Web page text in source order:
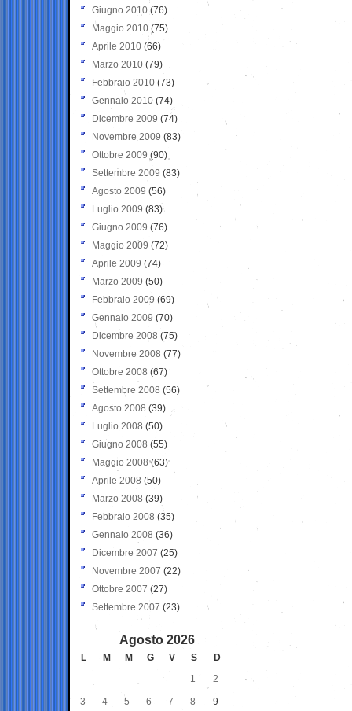
Giugno 2010 (76)
Maggio 2010 (75)
Aprile 2010 (66)
Marzo 2010 (79)
Febbraio 2010 (73)
Gennaio 2010 (74)
Dicembre 2009 (74)
Novembre 2009 (83)
Ottobre 2009 (90)
Settembre 2009 (83)
Agosto 2009 (56)
Luglio 2009 (83)
Giugno 2009 (76)
Maggio 2009 (72)
Aprile 2009 (74)
Marzo 2009 (50)
Febbraio 2009 (69)
Gennaio 2009 (70)
Dicembre 2008 (75)
Novembre 2008 (77)
Ottobre 2008 (67)
Settembre 2008 (56)
Agosto 2008 (39)
Luglio 2008 (50)
Giugno 2008 (55)
Maggio 2008(63)
Aprile 2008 (50)
Marzo 2008 (39)
Febbraio 2008 (35)
Gennaio 2008 (36)
Dicembre 2007 (25)
Novembre 2007 (22)
Ottobre 2007 (27)
Settembre 2007 (23)
Agosto 2026
L M M G V S
D
1
2
3 4 5 6 7 8 9